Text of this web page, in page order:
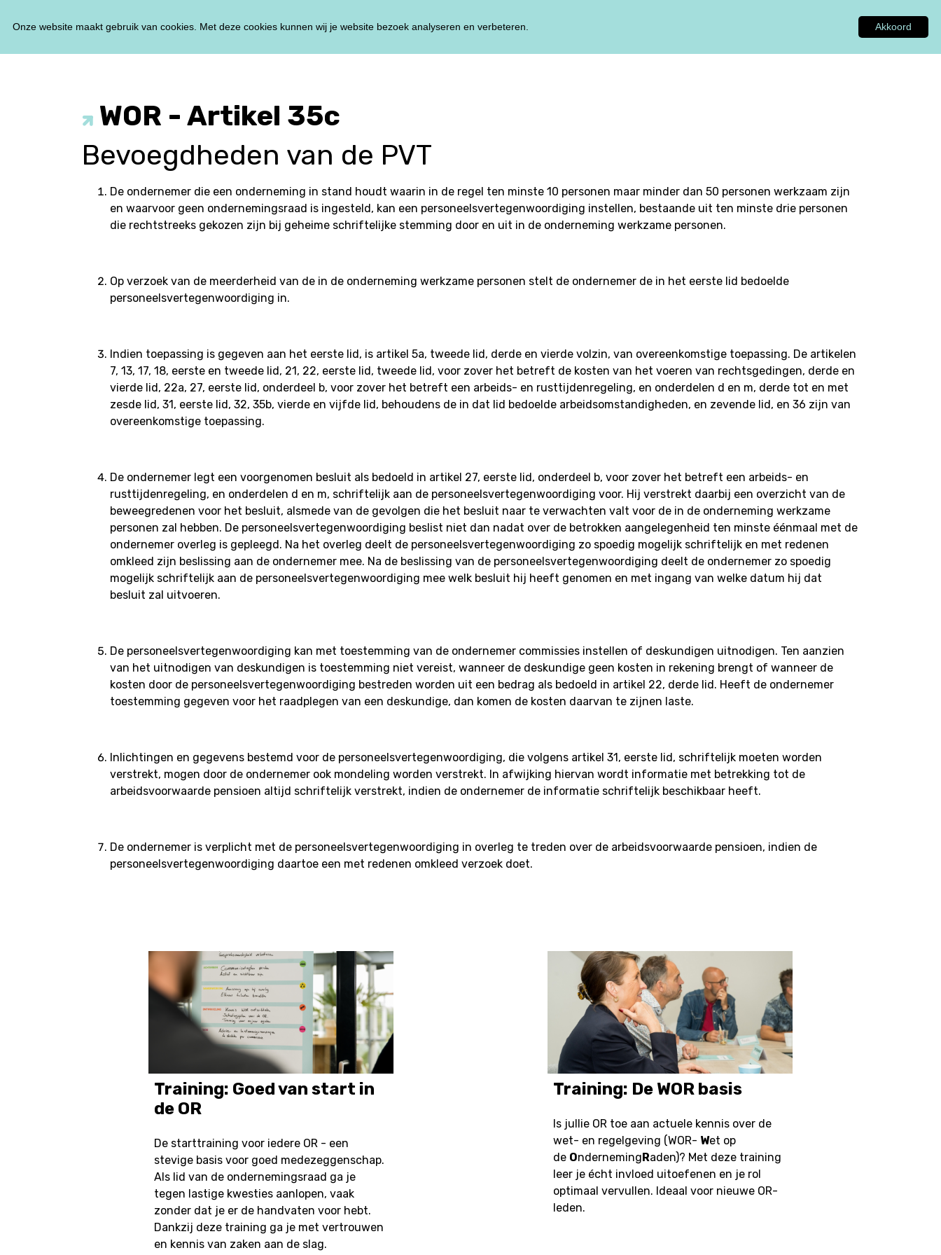
WOR - Artikel 35c
Bevoegdheden van de PVT
De ondernemer die een onderneming in stand houdt waarin in de regel ten minste 10 personen maar minder dan 50 personen werkzaam zijn
en waarvoor geen ondernemingsraad is ingesteld, kan een personeelsvertegenwoordiging instellen, bestaande uit ten minste drie personen
die rechtstreeks gekozen zijn bij geheime schriftelijke stemming door en uit in de onderneming werkzame personen.
Op verzoek van de meerderheid van de in de onderneming werkzame personen stelt de ondernemer de in het eerste lid bedoelde
personeelsvertegenwoordiging in.
Indien toepassing is gegeven aan het eerste lid, is artikel 5a, tweede lid, derde en vierde volzin, van overeenkomstige toepassing. De artikelen
7, 13, 17, 18, eerste en tweede lid, 21, 22, eerste lid, tweede lid, voor zover het betreft de kosten van het voeren van rechtsgedingen, derde en
vierde lid, 22a, 27, eerste lid, onderdeel b, voor zover het betreft een arbeids- en rusttijdenregeling, en onderdelen d en m, derde tot en met
zesde lid, 31, eerste lid, 32, 35b, vierde en vijfde lid, behoudens de in dat lid bedoelde arbeidsomstandigheden, en zevende lid, en 36 zijn van
overeenkomstige toepassing.
De ondernemer legt een voorgenomen besluit als bedoeld in artikel 27, eerste lid, onderdeel b, voor zover het betreft een arbeids- en
rusttijdenregeling, en onderdelen d en m, schriftelijk aan de personeelsvertegenwoordiging voor. Hij verstrekt daarbij een overzicht van de
beweegredenen voor het besluit, alsmede van de gevolgen die het besluit naar te verwachten valt voor de in de onderneming werkzame
personen zal hebben. De personeelsvertegenwoordiging beslist niet dan nadat over de betrokken aangelegenheid ten minste éénmaal met de
ondernemer overleg is gepleegd. Na het overleg deelt de personeelsvertegenwoordiging zo spoedig mogelijk schriftelijk en met redenen
omkleed zijn beslissing aan de ondernemer mee. Na de beslissing van de personeelsvertegenwoordiging deelt de ondernemer zo spoedig
mogelijk schriftelijk aan de personeelsvertegenwoordiging mee welk besluit hij heeft genomen en met ingang van welke datum hij dat
besluit zal uitvoeren.
De personeelsvertegenwoordiging kan met toestemming van de ondernemer commissies instellen of deskundigen uitnodigen. Ten aanzien
van het uitnodigen van deskundigen is toestemming niet vereist, wanneer de deskundige geen kosten in rekening brengt of wanneer de
kosten door de personeelsvertegenwoordiging bestreden worden uit een bedrag als bedoeld in artikel 22, derde lid. Heeft de ondernemer
toestemming gegeven voor het raadplegen van een deskundige, dan komen de kosten daarvan te zijnen laste.
Inlichtingen en gegevens bestemd voor de personeelsvertegenwoordiging, die volgens artikel 31, eerste lid, schriftelijk moeten worden
verstrekt, mogen door de ondernemer ook mondeling worden verstrekt. In afwijking hiervan wordt informatie met betrekking tot de
arbeidsvoorwaarde pensioen altijd schriftelijk verstrekt, indien de ondernemer de informatie schriftelijk beschikbaar heeft.
De ondernemer is verplicht met de personeelsvertegenwoordiging in overleg te treden over de arbeidsvoorwaarde pensioen, indien de
personeelsvertegenwoordiging daartoe een met redenen omkleed verzoek doet.
Training: Goed van start in
de OR
De starttraining voor iedere OR - een
stevige basis voor goed medezeggenschap.
Als lid van de ondernemingsraad ga je
tegen lastige kwesties aanlopen, vaak
zonder dat je er de handvaten voor hebt.
Dankzij deze training ga je met vertrouwen
en kennis van zaken aan de slag.
Training: De WOR basis
Is jullie OR toe aan actuele kennis over de
wet- en regelgeving (WOR- Wet op
de OndernemingRaden)? Met deze training
leer je écht invloed uitoefenen en je rol
optimaal vervullen. Ideaal voor nieuwe OR-
leden.
Akkoord
Onze website maakt gebruik van cookies. Met deze cookies kunnen wij je website bezoek analyseren en verbeteren.